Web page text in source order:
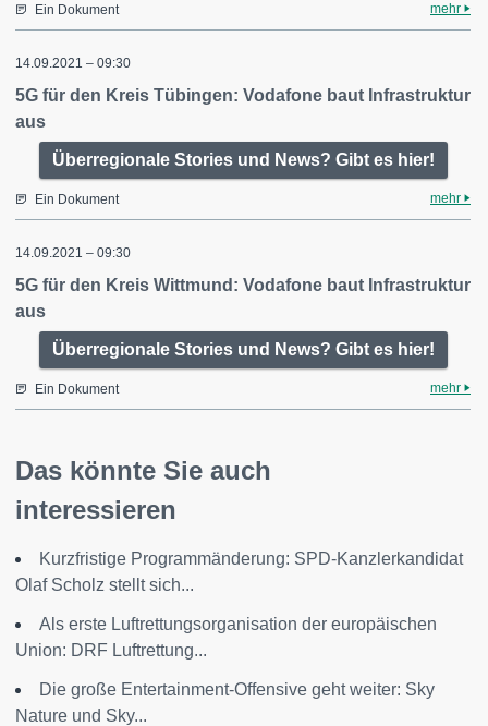
Ein Dokument mehr
14.09.2021 – 09:30
5G für den Kreis Tübingen: Vodafone baut Infrastruktur
aus
Überregionale Stories und News? Gibt es hier!
Ein Dokument mehr
14.09.2021 – 09:30
5G für den Kreis Wittmund: Vodafone baut Infrastruktur
aus
Überregionale Stories und News? Gibt es hier!
Ein Dokument mehr
Das könnte Sie auch
interessieren
Kurzfristige Programmänderung: SPD-Kanzlerkandidat
Olaf Scholz stellt sich...
Als erste Luftrettungsorganisation der europäischen
Union: DRF Luftrettung...
Die große Entertainment-Offensive geht weiter: Sky
Nature und Sky...